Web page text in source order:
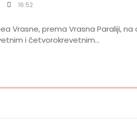
16:52
Vrasne, prema Vrasna Paraliji,
i četvorokrevetnim…